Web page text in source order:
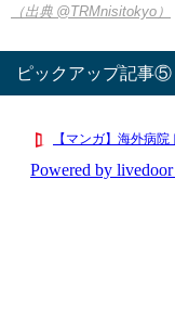
（出典 @TRMnisitokyo）
ピックアップ記事⑤